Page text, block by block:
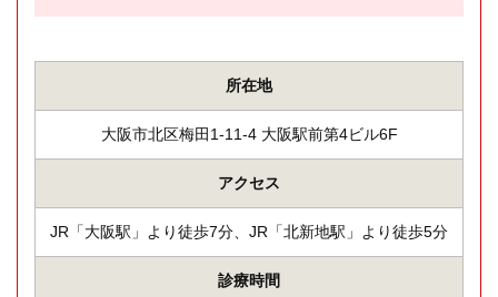
所在地
大阪市北区梅田1-11-4 大阪駅前第4ビル6F
アクセス
JR「大阪駅」より徒歩7分、JR「北新地駅」より徒歩5分
診療時間